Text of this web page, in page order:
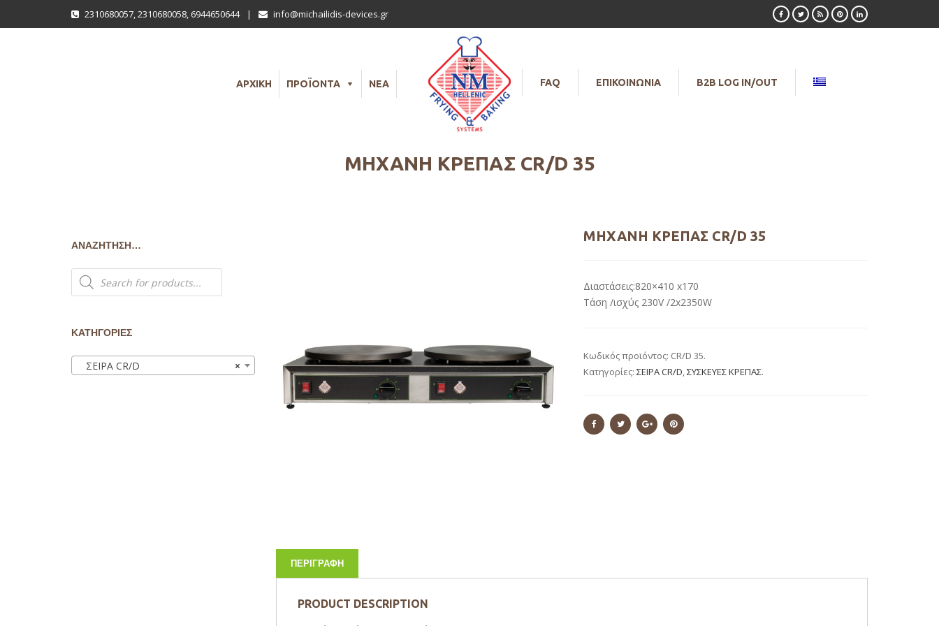
2310680057,2310680058, 6944650644 | info@michailidis-devices.gr
ΑΡΧΙΚΗ ΠΡΟΪΟΝΤΑ ΝΕΑ FAQ ΕΠΙΚΟΙΝΩΝΙΑ B2B LOG IN/OUT
ΜΗΧΑΝΉ ΚΡΈΠΑΣ CR/D 35
ΜΗΧΑΝΉ ΚΡΈΠΑΣ CR/D 35
Διαστάσεις:820×410 x170
Τάση /ισχύς 230V /2x2350W
Κωδικός προϊόντος: CR/D 35.
Κατηγορίες:ΣΕΙΡΑ CR/D,ΣΥΣΚΕΥΕΣ ΚΡΕΠΑΣ.
ΠΕΡΙΓΡΑΦΉ
PRODUCT DESCRIPTION
ΑΝΑΖΉΤΗΣΗ…
Products
search
ΚΑΤΗΓΟΡΙΕΣ
×
ΣΕΙΡΑ CR/D